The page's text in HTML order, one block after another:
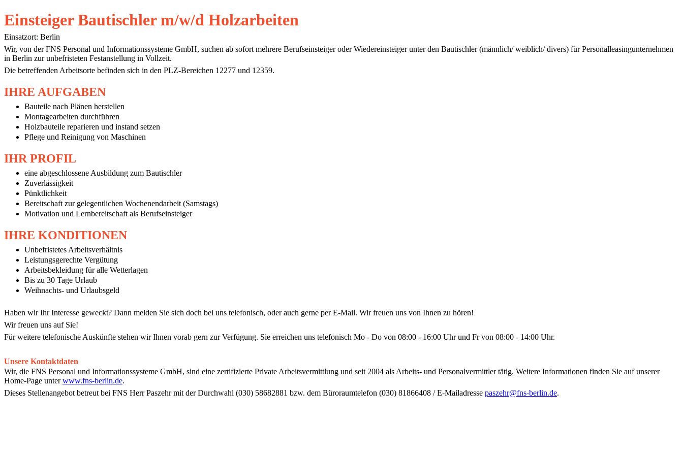
Einsteiger Bautischler m/w/d Holzarbeiten
Einsatzort: Berlin
Wir, von der FNS Personal und Informationssysteme GmbH, suchen ab sofort mehrere Berufseinsteiger oder Wiedereinsteiger unter den Bautischler (männlich/ weiblich/ divers) für Personalleasingunternehmen
in Berlin zur unbefristeten Festanstellung in Vollzeit.
Die betreffenden Arbeitsorte befinden sich in den PLZ-Bereichen 12277 und 12359.
IHRE AUFGABEN
Bauteile nach Plänen herstellen
Montagearbeiten durchführen
Holzbauteile reparieren und instand setzen
Pflege und Reinigung von Maschinen
IHR PROFIL
eine abgeschlossene Ausbildung zum Bautischler
Zuverlässigkeit
Pünktlichkeit
Bereitschaft zur gelegentlichen Wochenendarbeit (Samstags)
Motivation und Lernbereitschaft als Berufseinsteiger
IHRE KONDITIONEN
Unbefristetes Arbeitsverhältnis
Leistungsgerechte Vergütung
Arbeitsbekleidung für alle Wetterlagen
Bis zu 30 Tage Urlaub
Weihnachts- und Urlaubsgeld
Haben wir Ihr Interesse geweckt? Dann melden Sie sich doch bei uns telefonisch, oder auch gerne per E-Mail. Wir freuen uns von Ihnen zu hören!
Wir freuen uns auf Sie!
Für weitere telefonische Auskünfte stehen wir Ihnen vorab gern zur Verfügung. Sie erreichen uns telefonisch Mo - Do von 08:00 - 16:00 Uhr und Fr von 08:00 - 14:00 Uhr.
Unsere Kontaktdaten
Wir, die FNS Personal und Informationssysteme GmbH, sind eine zertifizierte Private Arbeitsvermittlung und seit 2004 als Arbeits- und Personalvermittler tätig. Weitere Informationen finden Sie auf unserer
Home-Page unterwww.fns-berlin.de.
Dieses Stellenangebot betreut bei FNS Herr Paszehr mit der Durchwahl (030) 58682881 bzw. dem Büroraumtelefon (030) 81866408 / E-Mailadresse paszehr@fns-berlin.de.